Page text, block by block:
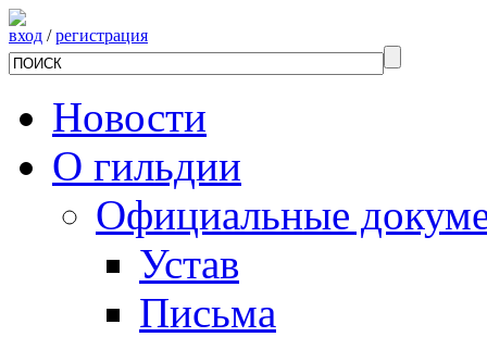
вход /регистрация
Новости
О гильдии
Официальные
Устав
Письма